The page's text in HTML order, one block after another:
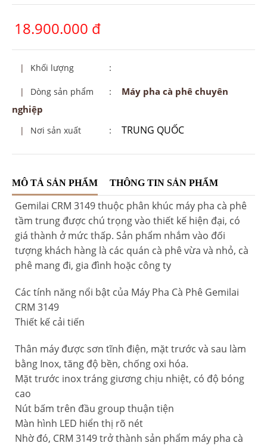
18.900.000 đ
| Khối lượng :
| Dòng sản phẩm :
Máy pha cà phê chuyên
nghiệp
| Nơi sản xuất : TRUNG QUỐC
MÔ TẢ SẢN PHẨM THÔNG TIN SẢN PHẨM
Gemilai CRM 3149 thuộc phân khúc máy pha cà phê
tầm trung được chú trọng vào thiết kế hiện đại, có
giá thành ở mức thấp. Sản phẩm nhắm vào đối
tượng khách hàng là các quán cà phê vừa và nhỏ, cà
phê mang đi, gia đình hoặc công ty
Các tính năng nổi bật của Máy Pha Cà Phê Gemilai
CRM 3149
Thiết kế cải tiến
Thân máy được sơn tĩnh điện, mặt trước và sau làm
bằng Inox, tăng độ bền, chống oxi hóa.
Mặt trước inox tráng giương chịu nhiệt, có độ bóng
cao
Nút bấm trên đầu group thuận tiện
Màn hình LED hiển thị rõ nét
Nhờ đó, CRM 3149 trở thành sản phẩm máy pha cà